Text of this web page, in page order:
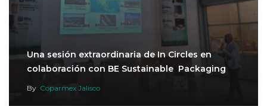
Una sesión extraordinaria de In Circles en
colaboración con BE Sustainable Packaging
By Coparmex Jalisco